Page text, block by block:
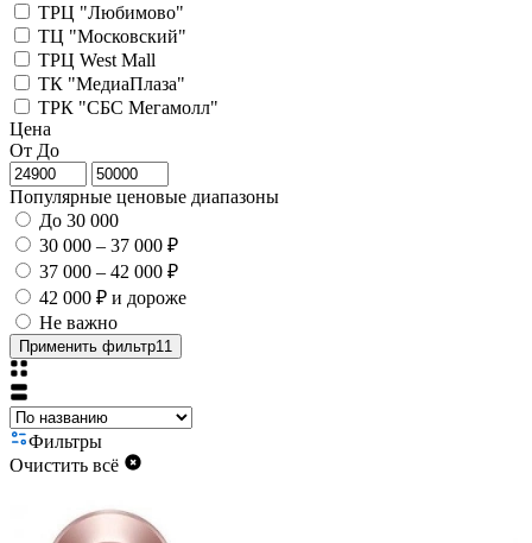
ТРЦ "Любимово"
ТЦ "Московский"
ТРЦ West Mall
ТК "МедиаПлаза"
ТРК "СБС Мегамолл"
Цена
От До
Популярные ценовые диапазоны
До 30 000
30 000 – 37 000 ₽
37 000 – 42 000 ₽
42 000 ₽ и дороже
Не важно
Применить фильтр11
Фильтры
Очистить всё